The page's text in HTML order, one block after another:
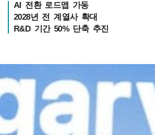
AI 전환 로드맵 가동
2028년 전 계열사 확대
R&D 기간 50% 단축 추진